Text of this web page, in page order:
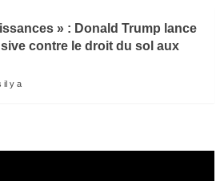
» : Donald Trump lance
contre le droit du sol aux
il y a